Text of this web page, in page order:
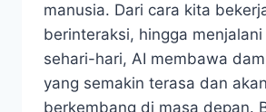
manusia. Dari cara kita
berinteraksi, hingga
sehari-hari, AI membawa
yang semakin terasa dan
berkembang di masa depan.